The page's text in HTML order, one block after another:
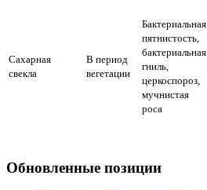
Сахарная
свекла
В период
вегетации
Бактериальная
пятнистость,
бактериальная
гниль,
церкоспороз,
мучнистая
роса
Обновленные позиции